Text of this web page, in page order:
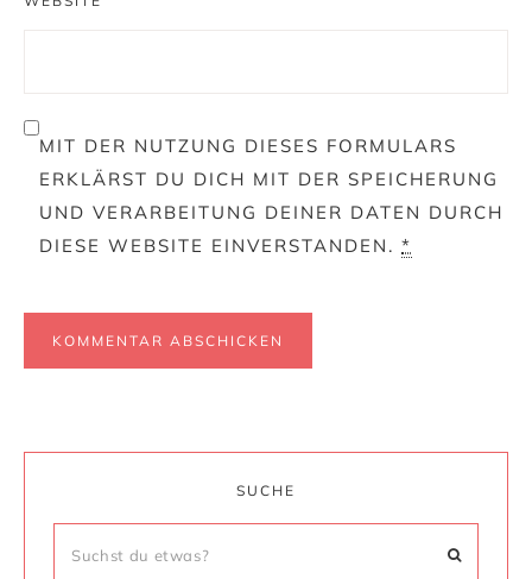
MIT DER NUTZUNG DIESES FORMULARS
ERKLÄRST DU DICH MIT DER SPEICHERUNG
UND VERARBEITUNG DEINER DATEN DURCH
DIESE WEBSITE EINVERSTANDEN. *
SUCHE